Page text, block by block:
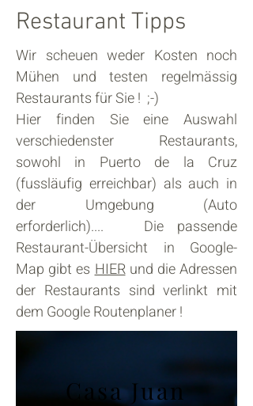
Restaurant Tipps
Wir scheuen weder Kosten noch
Mühen und testen regelmässig
Restaurants für Sie ! ;-)
Hier finden Sie eine Auswahl
verschiedenster Restaurants,
sowohl in Puerto de la Cruz
(fussläufig erreichbar) als auch in
der Umgebung (Auto
erforderlich).... Die passende
Restaurant-Übersicht in Google-
Map gibt esHIERund die Adressen
der Restaurants sind verlinkt mit
dem Google Routenplaner !
Casa Juan